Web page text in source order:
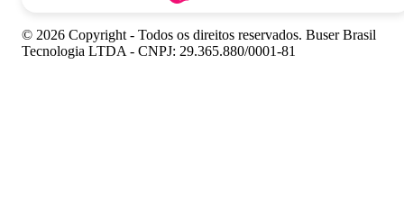
© 2026 Copyright - Todos os direitos reservados. Buser Brasil
Tecnologia LTDA - CNPJ: 29.365.880/0001-81